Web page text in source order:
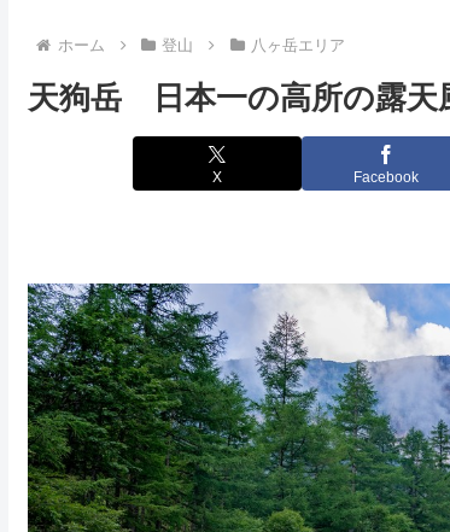
ホーム 登山 八ヶ岳エリア
天狗岳 日本一の高所の露天
X Facebook